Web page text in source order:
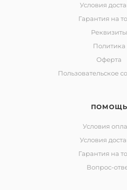
Условия
Гарантия на
Реквизиты
Политика
Оферта
Пользовательское
ПОМОЩЬ
Условия
Условия
Гарантия на
Вопрос-